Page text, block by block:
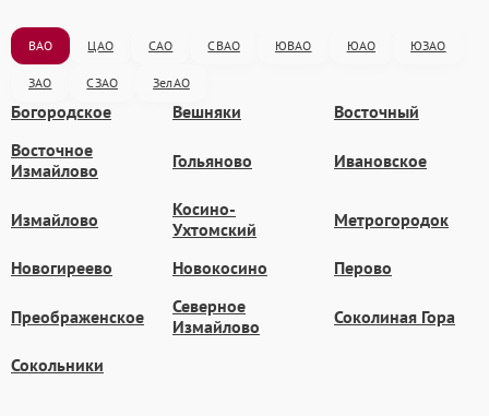
ВАО ЦАО САО СВАО ЮВАО ЮАО ЮЗАО
ЗАО СЗАО ЗелАО
Богородское Вешняки
Восточный
Восточное
Измайлово
Гольяново Ивановское
Измайлово
Косино-
Ухтомский
Метрогородок
Новогиреево Новокосино Перово
Преображенское
Северное
Измайлово
Соколиная Гора
Сокольники